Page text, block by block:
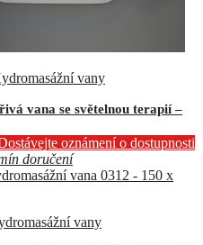
vany
vana se světelnou terapií –
oznámení o dostupnosti
doručení
vany